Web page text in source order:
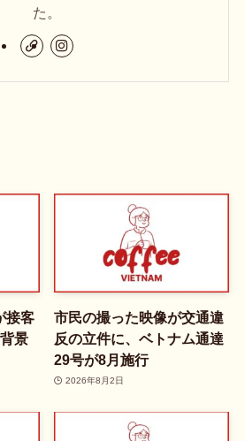
た。
接客
景
市民の撮った映像が交通違
反の立件に、ベトナム通達
29号が8月施行
2026年8月2日